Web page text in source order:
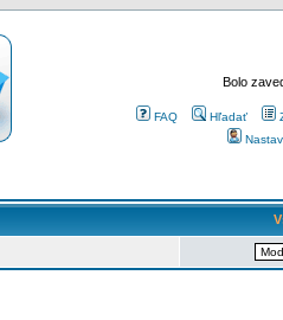
Bolo
FAQ Hľadať